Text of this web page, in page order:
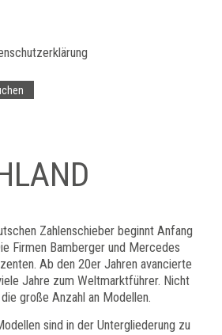
Zahlenschieber beginnt Anfang
Firmen Bamberger und Mercedes
Ab den 20er Jahren avancierte
Jahre zum Weltmarktführer. Nicht
große Anzahl an Modellen.
sind in der Untergliederung zu